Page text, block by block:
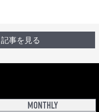
事を見る
MONTHLY